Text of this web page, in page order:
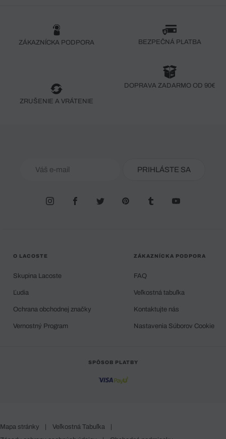
ZÁKAZNÍCKA PODPORA BEZPEČNÁ PLATBA
ZRUŠENIE A VRÁTENIE
DOPRAVA ZADARMO OD 90€
PRIHLÁSTE SA
O LACOSTE
Skupina Lacoste
Ľudia
Ochrana obchodnej značky
Vernostný Program
ZÁKAZNÍCKA PODPORA
FAQ
Veľkostná tabuľka
Kontaktujte nás
Nastavenia Súborov Cookie
SPÔSOB PLATBY
Mapa stránky Veľkostná Tabuľka